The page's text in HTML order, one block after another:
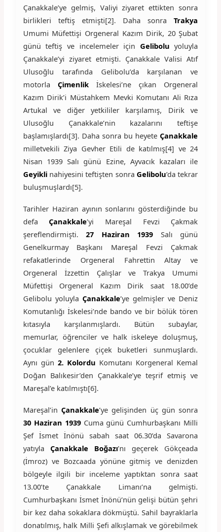
Çanakkale’ye gelmiş, Valiyi ziyaret ettikten sonra
birlikleri teftiş etmişti[2]. Daha sonraTrakya
Umumi Müfettişi Orgeneral Kazım Dirik, 20 Şubat
günü teftiş ve incelemeler için Gelibolu yoluyla
Çanakkale’yi ziyaret etmişti. Çanakkale Valisi Atıf
Ulusoğlu tarafında Gelibolu’da karşılanan ve
motorla Çimenlikİskelesi’ne çıkan Orgeneral
Kazım Dirik’i Müstahkem Mevki Komutanı Ali Rıza
Artukal ve diğer yetkililer karşılamış, Dirik ve
Ulusoğlu Çanakkale’nin kazalarını teftişe
başlamışlardı[3]. Daha sonra bu heyeteÇanakkale
milletvekili Ziya Gevher Etili de katılmış[4] ve 24
Nisan 1939 Salı günü Ezine, Ayvacık kazaları ile
Geyiklinahiyesini teftişten sonra Gelibolu’da tekrar
buluşmuşlardı[5].
Tarihler Haziran ayının sonlarını gösterdiğinde bu
defaÇanakkale’yi Mareşal Fevzi Çakmak
şereflendirmişti.27 Haziran 1939 Salı günü
Genelkurmay Başkanı Mareşal Fevzi Çakmak
refakatlerinde Orgeneral Fahrettin Altay ve
Orgeneral İzzettin Çalışlar ve Trakya Umumi
Müfettişi Orgeneral Kazım Dirik saat 18.00’de
Gelibolu yoluyla Çanakkale’ye gelmişler ve Deniz
Komutanlığı İskelesi’nde bando ve bir bölük tören
kıtasıyla karşılanmışlardı. Bütün subaylar,
memurlar, öğrenciler ve halk iskeleye doluşmuş,
çocuklar gelenlere çiçek buketleri sunmuşlardı.
Aynı gün 2. Kolordu Komutanı Korgeneral Kemal
Doğan Balıkesir’den Çanakkale’ye teşrif etmiş ve
Mareşal’e katılmıştı[6].
Mareşal’inÇanakkale’ye gelişinden üç gün sonra
30 Haziran 1939Cuma günü Cumhurbaşkanı Milli
Şef İsmet İnönü sabah saat 06.30’da Savarona
yatıyla Çanakkale Boğazı’nı geçerek Gökçeada
(İmroz) ve Bozcaada yönüne gitmiş ve denizden
bölgeyle ilgili bir inceleme yaptıktan sonra saat
13.00’te Çanakkale Limanı’na gelmişti.
Cumhurbaşkanı İsmet İnönü’nün gelişi bütün şehri
bir kez daha sokaklara dökmüştü. Sahil bayraklarla
donatılmış, halk Milli Şefi alkışlamak ve görebilmek